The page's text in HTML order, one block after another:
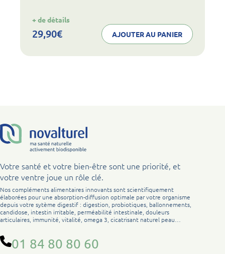
+ de détails
osteo
29,90€ AJOUTER AU PANIER
Votre santé et votre bien-être sont une priorité, et
votre ventre joue un rôle clé.
Nos compléments alimentaires innovants sont scientifiquement
élaborées pour une absorption-diffusion optimale par votre organisme
depuis votre sytème digestif : digestion, probiotiques, ballonnements,
candidose, intestin irritable, perméabilité intestinale, douleurs
articulaires, immunité, vitalité, omega 3, cicatrisant naturel peau…
01 84 80 80 60